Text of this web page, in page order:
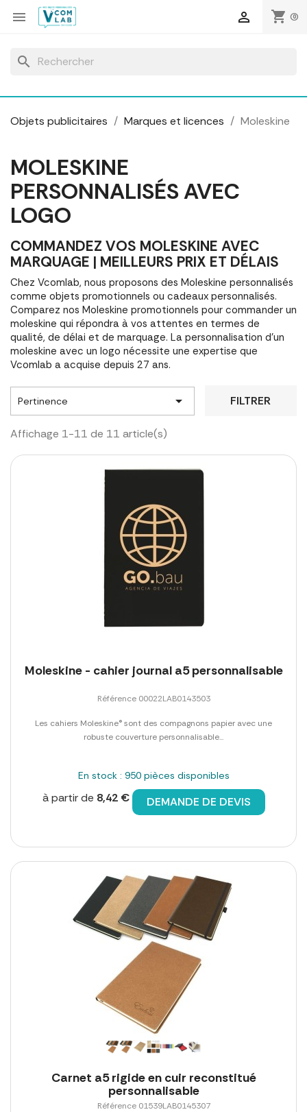
 shopping_cart (0)

search
Objets publicitaires Marques et licences Moleskine
MOLESKINE
PERSONNALISÉS AVEC
LOGO
COMMANDEZ VOS MOLESKINE AVEC
MARQUAGE | MEILLEURS PRIX ET DÉLAIS
Chez Vcomlab, nous proposons des Moleskine personnalisés
comme objets promotionnels ou cadeaux personnalisés.
Comparez nos Moleskine promotionnels pour commander un
moleskine qui répondra à vos attentes en termes de
qualité, de délai et de marquage. La personnalisation d'un
moleskine avec un logo nécessite une expertise que
Vcomlab a acquise depuis 27 ans.
Pertinence  FILTRER
Affichage 1-11 de 11 article(s)
Moleskine - cahier journal a5 personnalisable
Référence 00022LAB0143503
Les cahiers Moleskine® sont des compagnons papier avec une
robuste couverture personnalisable...
En stock : 950 pièces disponibles
à partir de 8,42 € DEMANDE DE DEVIS
Carnet a5 rigide en cuir reconstitué
personnalisable
Référence 01539LAB0145307
Panneau de gestion des cookies